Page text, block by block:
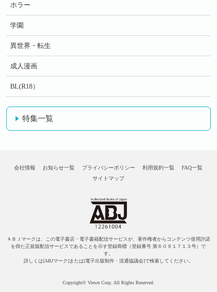
ホラー
学園
異世界・転生
成人漫画
BL(R18）
特集一覧
会社情報 お知らせ一覧 プライバシーポリシー 利用規約一覧
FAQ一覧
サイトマップ
ＡＢＪマークは、この電子書店・電子書籍配信サービスが、著作権者からコンテンツ使用許諾
を得た正規版配信サービスであることを示す登録商標（登録番号 第６０９１７１３号）で
す。
詳しくは[ABJマーク]または[電子出版制作・流通協議会]で検索してください。
Copyright© Viewn Corp. All Rights Reserved.